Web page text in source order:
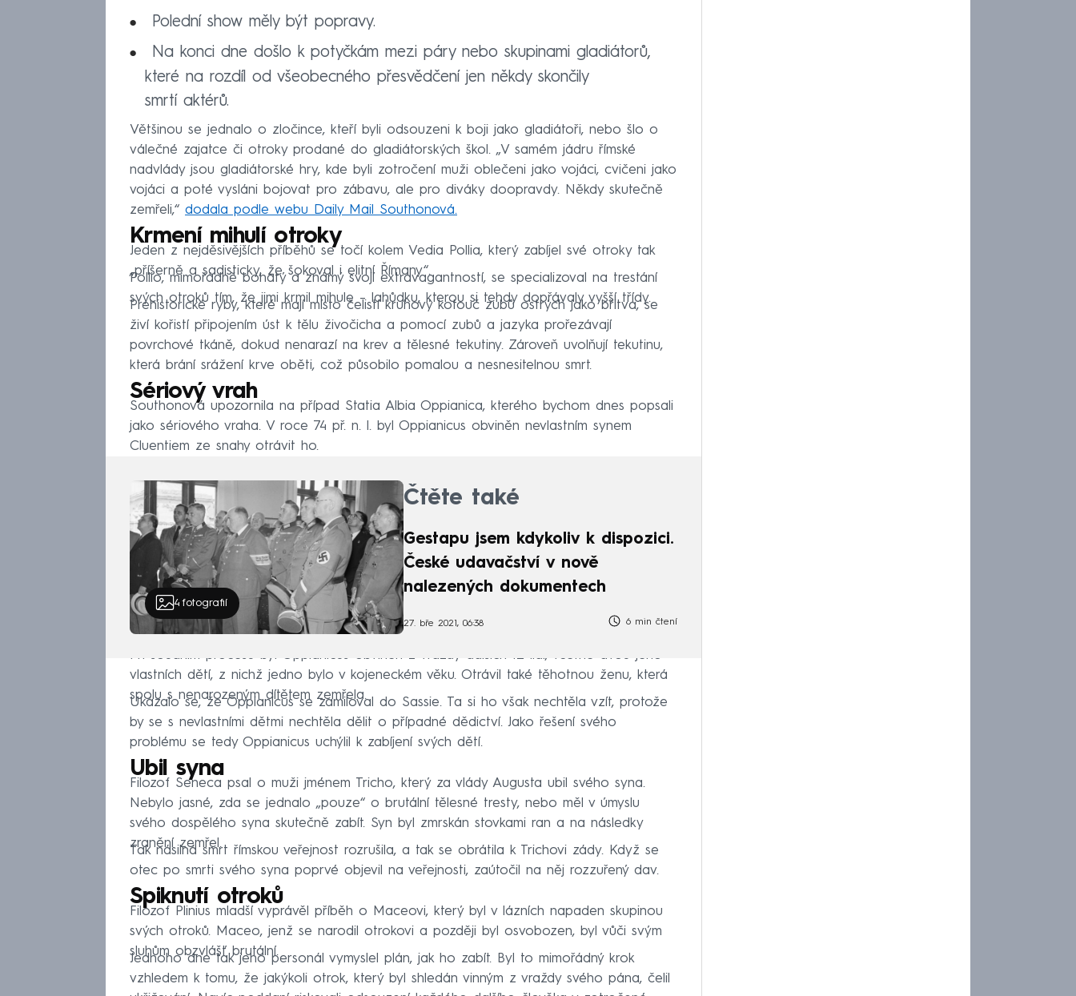
Polední show měly být popravy.
Na konci dne došlo k potyčkám mezi páry nebo skupinami gladiátorů,
které na rozdíl od všeobecného přesvědčení jen někdy skončily
smrtí aktérů.
Většinou se jednalo o zločince, kteří byli odsouzeni k boji jako gladiátoři, nebo šlo o
válečné zajatce či otroky prodané do gladiátorských škol. „V samém jádru římské
nadvlády jsou gladiátorské hry, kde byli zotročení muži oblečeni jako vojáci, cvičeni jako
vojáci a poté vysláni bojovat pro zábavu, ale pro diváky doopravdy. Někdy skutečně
zemřeli,“ dodala podle webu Daily Mail Southonová.
Krmení mihulí otroky
Jeden z nejděsivějších příběhů se točí kolem Vedia Pollia, který zabíjel své otroky tak
„příšerně a sadisticky, že šokoval i elitní Římany“.
Pollio, mimořádně bohatý a známý svojí extravagantností, se specializoval na trestání
svých otroků tím, že jimi krmil mihule – lahůdku, kterou si tehdy dopřávaly vyšší třídy.
Prehistorické ryby, které mají místo čelistí kruhový kotouč zubů ostrých jako břitva, se
živí kořistí připojením úst k tělu živočicha a pomocí zubů a jazyka prořezávají
povrchové tkáně, dokud nenarazí na krev a tělesné tekutiny. Zároveň uvolňují tekutinu,
která brání srážení krve oběti, což působilo pomalou a nesnesitelnou smrt.
Sériový vrah
Southonová upozornila na případ Statia Albia Oppianica, kterého bychom dnes popsali
jako sériového vraha. V roce 74 př. n. l. byl Oppianicus obviněn nevlastním synem
Cluentiem ze snahy otrávit ho.
4 fotografií
Čtěte také
Gestapu jsem kdykoliv k dispozici.
České udavačství v nově
nalezených dokumentech
27. bře 2021, 06:38 6 min čtení
Při soudním procesu byl Oppianicus obviněn z vraždy dalších 12 lidí, včetně dvou jeho
vlastních dětí, z nichž jedno bylo v kojeneckém věku. Otrávil také těhotnou ženu, která
spolu s nenarozeným dítětem zemřela.
Ukázalo se, že Oppianicus se zamiloval do Sassie. Ta si ho však nechtěla vzít, protože
by se s nevlastními dětmi nechtěla dělit o případné dědictví. Jako řešení svého
problému se tedy Oppianicus uchýlil k zabíjení svých dětí.
Ubil syna
Filozof Seneca psal o muži jménem Tricho, který za vlády Augusta ubil svého syna.
Nebylo jasné, zda se jednalo „pouze“ o brutální tělesné tresty, nebo měl v úmyslu
svého dospělého syna skutečně zabít. Syn byl zmrskán stovkami ran a na následky
zranění zemřel.
Tak násilná smrt římskou veřejnost rozrušila, a tak se obrátila k Trichovi zády. Když se
otec po smrti svého syna poprvé objevil na veřejnosti, zaútočil na něj rozzuřený dav.
Spiknutí otroků
Filozof Plinius mladší vyprávěl příběh o Maceovi, který byl v lázních napaden skupinou
svých otroků. Maceo, jenž se narodil otrokovi a později byl osvobozen, byl vůči svým
sluhům obzvlášť brutální.
Jednoho dne tak jeho personál vymyslel plán, jak ho zabít. Byl to mimořádný krok
vzhledem k tomu, že jakýkoli otrok, který byl shledán vinným z vraždy svého pána, čelil